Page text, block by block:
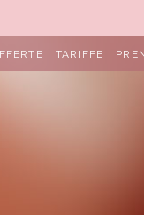
TARIFFE